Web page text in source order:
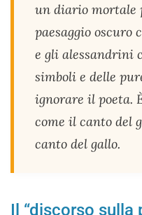
un diario
paesaggio oscuro
e gli alessandrini
simboli e delle
ignorare il poeta.
come il canto del
canto del gallo.
Il “discorso sulla